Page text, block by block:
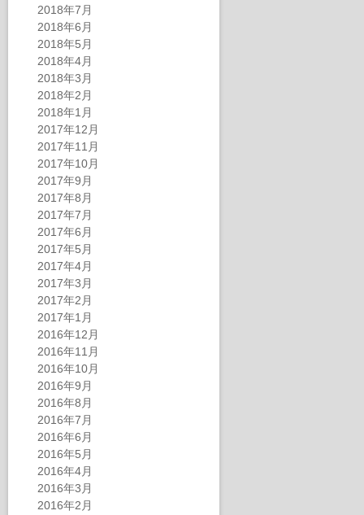
2018年7月
2018年6月
2018年5月
2018年4月
2018年3月
2018年2月
2018年1月
2017年12月
2017年11月
2017年10月
2017年9月
2017年8月
2017年7月
2017年6月
2017年5月
2017年4月
2017年3月
2017年2月
2017年1月
2016年12月
2016年11月
2016年10月
2016年9月
2016年8月
2016年7月
2016年6月
2016年5月
2016年4月
2016年3月
2016年2月